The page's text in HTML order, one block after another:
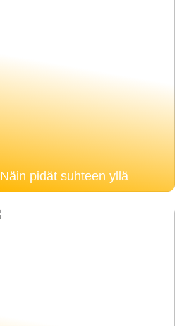
Näin pidät suhteen yllä